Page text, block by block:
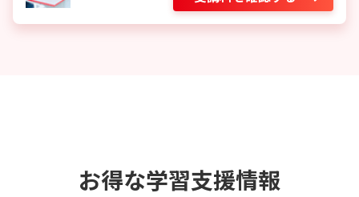
お得な学習支援情報